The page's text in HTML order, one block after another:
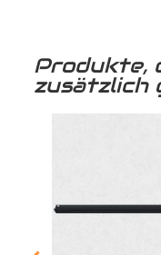
Produkte,
zusätzlich